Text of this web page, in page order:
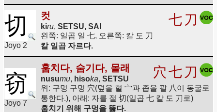
切
Joyo 2
컷
kiru, SETSU, SAI 七 刀
왼쪽: 일곱 일 七, 오른쪽: 칼 도 刀
칼 일곱 자르다.
窃
Joyo 7
훔치다, 숨기다, 몰래
nusumu, hisoka, SETSU 穴七 刀
위: 구멍 구멍 穴(덮을 혈 宀과 좁을 팔 八이 동굴로
통한다.), 아래: 자를 절 切(일곱 七 칼 도 刀로)
훔치기 위해 구멍을 뚫다.